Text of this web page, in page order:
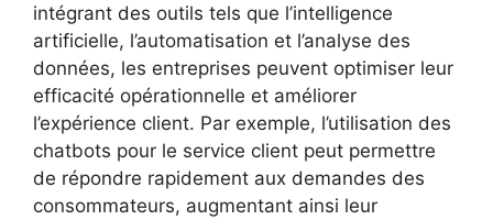
intégrant des outils tels que l’intelligence
artificielle, l’automatisation et l’analyse des
données, les entreprises peuvent optimiser leur
efficacité opérationnelle et améliorer
l’expérience client. Par exemple, l’utilisation des
chatbots pour le service client peut permettre
de répondre rapidement aux demandes des
consommateurs, augmentant ainsi leur